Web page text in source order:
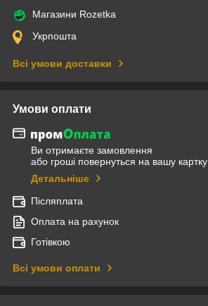
Магазини Rozetka
Укрпошта
Всі умови доставки
Умови оплати
Ви отримаєте замовлення
або гроші повернуться на вашу картку
Детальніше
Післяплата
Оплата на рахунок
Готівкою
Всі умови оплати